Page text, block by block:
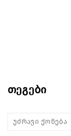
თეგები
უძრავი ქონება